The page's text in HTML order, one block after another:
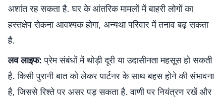
अशांत रह सकता है. घर के आंतरिक मामलों में बाहरी लोगों का
हस्तक्षेप रोकना आवश्यक होगा, अन्यथा परिवार में तनाव बढ़ सकता
है.
लव लाइफ: प्रेम संबंधों में थोड़ी दूरी या उदासीनता महसूस हो सकती
है. किसी पुरानी बात को लेकर पार्टनर के साथ बहस होने की संभावना
है, जिससे रिश्ते पर असर पड़ सकता है. वाणी पर नियंत्रण रखें और